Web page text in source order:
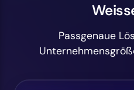
Passgenaue